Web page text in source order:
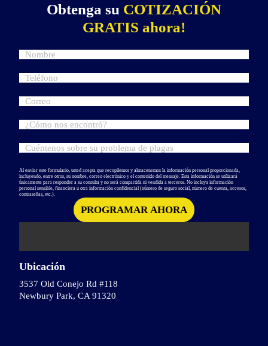
Ubicación
3537 Old Conejo Rd #118
Newbury Park, CA 91320
Obtenga su COTIZACIÓN
GRATIS ahora!
Al enviar este formulario, usted acepta que recopilemos y almacenemos la información personal proporcionada,
incluyendo, entre otros, su nombre, correo electrónico y el contenido del mensaje. Esta información se utilizará
únicamente para responder a su consulta y no será compartida ni vendida a terceros. No incluya información
personal sensible, financiera u otra información confidencial (número de seguro social, número de cuenta, accesos,
contraseñas, etc.).